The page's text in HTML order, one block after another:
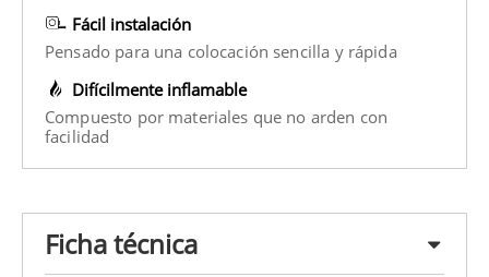
Fácil instalación
Pensado para una colocación sencilla y rápida
Difícilmente inflamable
Compuesto por materiales que no arden con
facilidad
Ficha técnica